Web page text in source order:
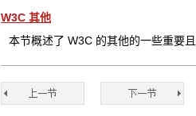
W3C 其他
本节概述了 W3C 的其他的一些重要